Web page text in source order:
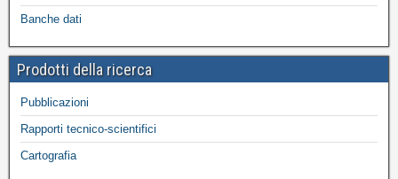
Banche dati
Prodotti della ricerca
Pubblicazioni
Rapporti tecnico-scientifici
Cartografia